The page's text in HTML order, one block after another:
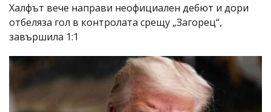
Халфът вече направи неофициален дебют и дори
отбеляза гол в контролата срещу „Загорец“,
завършила 1:1